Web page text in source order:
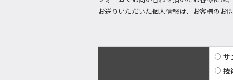
お送りいただいた個人情報は、お客様のお
サ
技